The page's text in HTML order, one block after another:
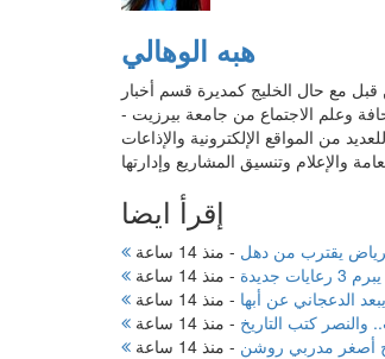
هبه الوهالي
عملت من قبل مع حال الخليج كمديرة قسم أخبار
وعلم الاجتماع من جامعة بيرزيت -
من المواقع الإلكترونية والإذاعات
إقرأ ايضا
يقترب من دهل - منذ 14 ساعة
جديدة
- منذ 14 ساعة
الدعجاني عن أبها - منذ 14 ساعة
كتب التاريخ - منذ 14 ساعة
أصغر مدربي روشن - منذ 14 ساعة